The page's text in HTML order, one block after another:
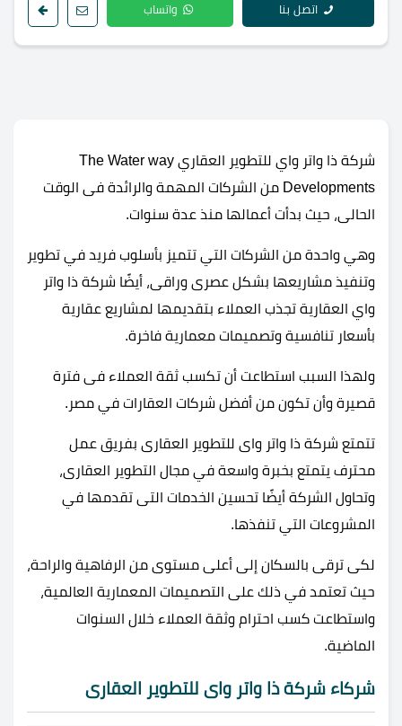
اتصل بنا واتساب
شركة ذا واتر واي للتطوير العقاري The Water way
Developments من الشركات المهمة والرائدة فى الوقت
الحالى، حيث بدأت أعمالها منذ عدة سنوات.
وهي واحدة من الشركات التي تتميز بأسلوب فريد في تطوير
وتنفيذ مشاريعها بشكل عصرى وراقى، أيضًا شركة ذا واتر
واي العقارية تجذب العملاء بتقديمها لمشاريع عقارية
بأسعار تنافسية وتصميمات معمارية فاخرة.
ولهذا السبب استطاعت أن تكسب ثقة العملاء فى فترة
قصيرة وأن تكون من أفضل شركات العقارات في مصر.
تتمتع شركة ذا واتر واى للتطوير العقارى بفريق عمل
محترف يتمتع بخبرة واسعة في مجال التطوير العقارى،
وتحاول الشركة أيضًا تحسين الخدمات التى تقدمها في
المشروعات التي تنفذها.
لكى ترقى بالسكان إلى أعلى مستوى من الرفاهية والراحة،
حيث تعتمد في ذلك على التصميمات المعمارية العالمية،
واستطاعت كسب احترام وثقة العملاء خلال السنوات
الماضية.
شركاء شركة ذا واتر واى للتطوير العقارى